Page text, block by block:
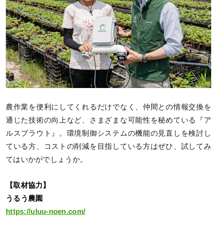
農作業を便利にしてくれるだけでなく、仲間との情報交換を
通じた技術の向上など、さまざまな可能性を秘めている『ア
ルスプラウト』。環境制御システムの機能の見直しを検討し
ている方、コストの削減を目指している方はぜひ、試してみ
てはいかがでしょうか。
【取材協力】
うるう農園
https://uluu-noen.com/